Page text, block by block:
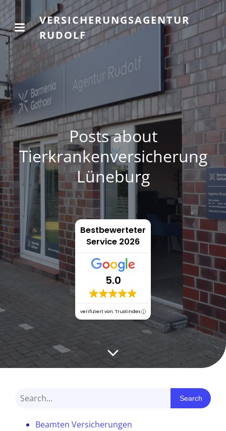
VERSICHERUNGSAGENTUR
RUDOLF
Posts about
Tierkrankenversicherung
Lüneburg
Bestbewerteter
Service 2026
5.0
verifiziert von: Trustindex
Search
Beamten Versicherungen